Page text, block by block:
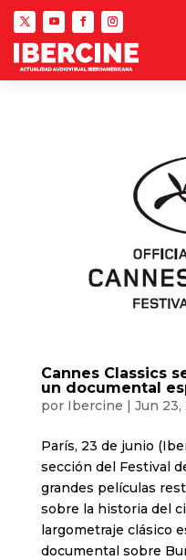
Cannes Classics
un documental
por Ibercine | Jun 23,
París, 23 de junio
sección del Festival
grandes películas
sobre la historia del
largometraje clásico
documental sobre